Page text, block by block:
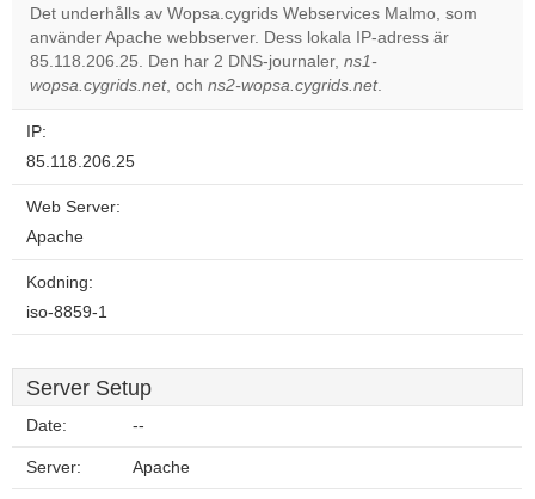
Do you
own this
website?
Det underhålls av Wopsa.cygrids Webservices Malmo, som
använder Apache webbserver. Dess lokala IP-adress är
85.118.206.25. Den har 2 DNS-journaler, ns1-
wopsa.cygrids.net, och ns2-wopsa.cygrids.net.
IP:
85.118.206.25
Web Server:
Apache
Kodning:
iso-8859-1
Server Setup
Date: --
Server: Apache